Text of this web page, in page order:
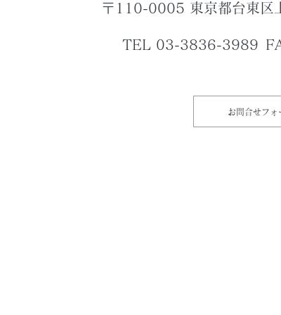
〒110-0005 東京都台東区
TEL 03-3836-3989
お問合せフォ